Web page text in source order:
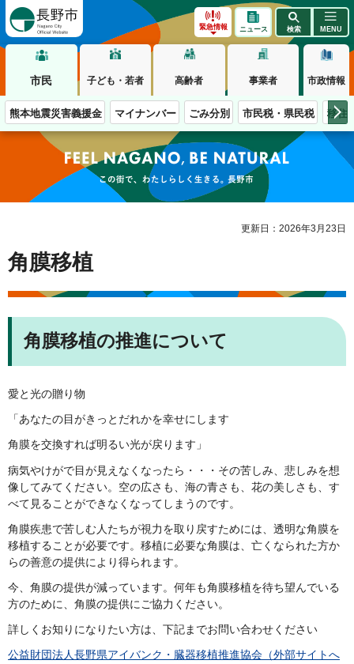
緊急情報 ニュース 検索 MENU
市民 子ども・若者 高齢者 事業者 市政情報
熊本地震災害義援金 マイナンバー ごみ分別 市民税・県民税 移住
この街で、わたしらしく生きる。長野市
更新日：2026年3月23日
角膜移植
角膜移植の推進について
愛と光の贈り物
「あなたの目がきっとだれかを幸せにします
角膜を交換すれば明るい光が戻ります」
病気やけがで目が見えなくなったら・・・その苦しみ、悲しみを想
像してみてください。空の広さも、海の青さも、花の美しさも、す
べて見ることができなくなってしまうのです。
角膜疾患で苦しむ人たちが視力を取り戻すためには、透明な角膜を
移植することが必要です。移植に必要な角膜は、亡くなられた方か
らの善意の提供により得られます。
今、角膜の提供が減っています。何年も角膜移植を待ち望んでいる
方のために、角膜の提供にご協力ください。
詳しくお知りになりたい方は、下記までお問い合わせください
公益財団法人長野県アイバンク・臓器移植推進協会（外部サイトへ